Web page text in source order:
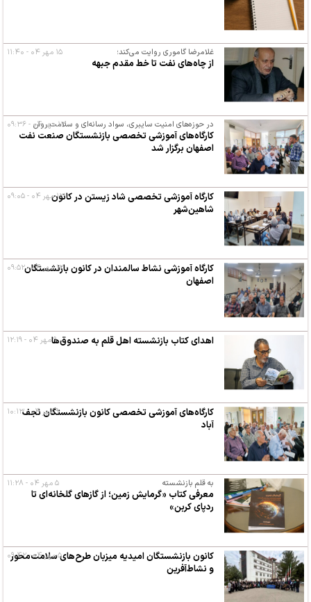
غلامرضا گاموری روایت می‌کند؛
از چاه‌های نفت تا خط مقدم جبهه
۱۵ مهر ۰۴ - ۱۱:۴۰
در حوزه‌های امنیت سایبری، سواد رسانه‌ای و سلامت روان
کارگاه‌های آموزشی تخصصی بازنشستگان صنعت نفت
اصفهان برگزار شد
۱۳ مهر ۰۴ - ۰۹:۳۶
کارگاه آموزشی تخصصی شاد زیستن در کانون
شاهین‌شهر
۱۳ مهر ۰۴ - ۰۹:۰۵
کارگاه‌ آموزشی نشاط سالمندان در کانون بازنشستگان
اصفهان
۱۲ مهر ۰۴ - ۰۹:۵۲
اهدای کتاب بازنشسته اهل قلم به صندوق‌ها
۹ مهر ۰۴ - ۱۲:۱۹
کارگاه‌های آموزشی تخصصی کانون بازنشستگان نجف
آباد
۹ مهر ۰۴ - ۱۰:۱۳
به قلم بازنشسته
معرفی کتاب «گرمایش زمین؛ از گازهای گلخانه‌ای تا
ردپای کربن»
۵ مهر ۰۴ - ۱۱:۲۸
کانون بازنشستگان امیدیه میزبان طرح‌های سلامت‌محور
و نشاط‌آفرین
۵ مهر ۰۴ - ۰۹:۴۲